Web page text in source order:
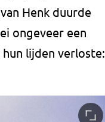
Henk duurde
ongeveer een
lijden verloste: